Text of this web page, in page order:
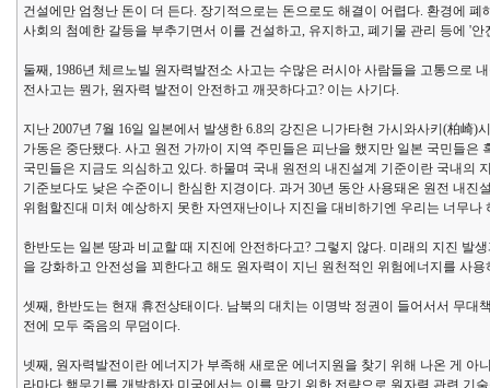
건설에만 엄청난 돈이 더 든다. 장기적으로는 돈으로도 해결이 어렵다. 환경에
사회의 첨예한 갈등을 부추기면서 이를 건설하고, 유지하고, 폐기물 관리 등에 '
둘째, 1986년 체르노빌 원자력발전소 사고는 수많은 러시아 사람들을 고통으로
전사고는 뭔가, 원자력 발전이 안전하고 깨끗하다고? 이는 사기다.
지난 2007년 7월 16일 일본에서 발생한 6.8의 강진은 니가타현 가시와사키(柏
가동은 중단됐다. 사고 원전 가까이 지역 주민들은 피난을 했지만 일본 국민들
국민들은 지금도 의심하고 있다. 하물며 국내 원전의 내진설계 기준이란 국내의
기준보다도 낮은 수준이니 한심한 지경이다. 과거 30년 동안 사용돼온 원전 내
위험할진대 미처 예상하지 못한 자연재난이나 지진을 대비하기엔 우리는 너무
한반도는 일본 땅과 비교할 때 지진에 안전하다고? 그렇지 않다. 미래의 지진
을 강화하고 안전성을 꾀한다고 해도 원자력이 지닌 원천적인 위험에너지를 사
셋째, 한반도는 현재 휴전상태이다. 남북의 대치는 이명박 정권이 들어서서 무
전에 모두 죽음의 무덤이다.
넷째, 원자력발전이란 에너지가 부족해 새로운 에너지원을 찾기 위해 나온 게
라마다 핵무기를 개발하자 미국에서는 이를 막기 위한 전략으로 원자력 관련 기